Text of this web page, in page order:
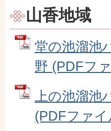
山香地域
堂の池溜池
野 (PDFフ
上の池溜
(PDFファ